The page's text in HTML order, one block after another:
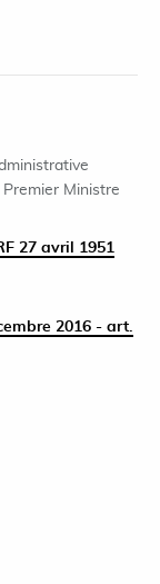
Ministre
27 avril 1951
2016 - art.